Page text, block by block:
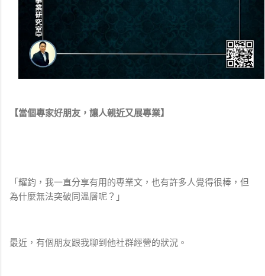
【當個專家好朋友，讓人親近又展專業】
「耀鈞，我一直分享有用的專業文，也有許多人覺得很棒，但
為什麼無法突破同溫層呢？」
最近，有個朋友跟我聊到他社群經營的狀況。